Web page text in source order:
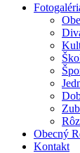
Obecný
Kontakt